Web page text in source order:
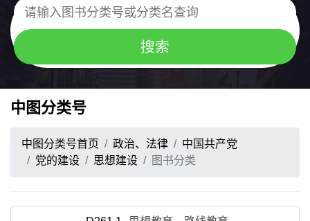
中图分类号
中图分类号首页 政治、法律
中国共产党
党的建设
思想建设 图书分类